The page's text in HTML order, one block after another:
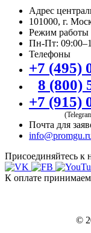
Адрес
101000, г.
Режим работы
Пн-Пт:
Телефоны
+7 (495)
8 (800)
+7 (915)
Почта для
Присоединяйтесь к
К оплате принимаем
©